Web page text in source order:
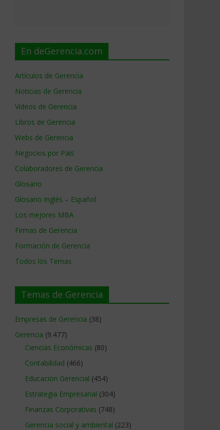
En deGerencia.com
Artículos de Gerencia
Noticias de Gerencia
Videos de Gerencia
Libros de Gerencia
Webs de Gerencia
Negocios por País
Colaboradores de Gerencia
Glosario
Glosario Inglés – Español
Los mejores MBA
Firmas de Gerencia
Formación de Gerencia
Todos los Temas
Temas de Gerencia
Empresas de Gerencia (38)
Gerencia (9.477)
Ciencias Económicas (80)
Contabilidad (466)
Educacion Gerencial (454)
Estrategia Empresarial (304)
Finanzas Corporativas (748)
Gerencia social y ambiental (223)